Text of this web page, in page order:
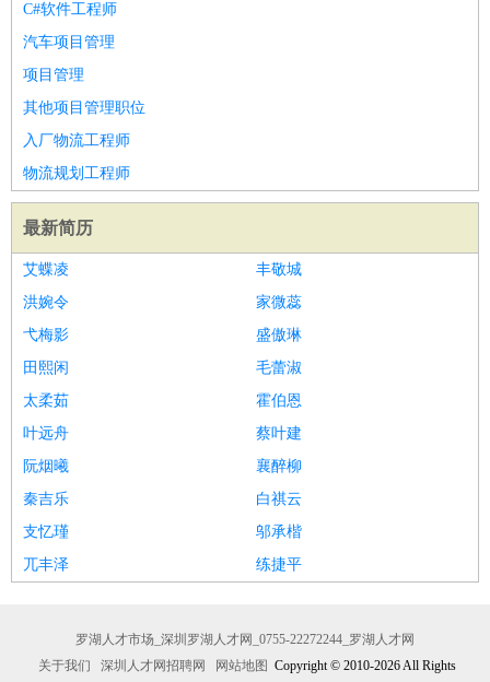
C#软件工程师
汽车项目管理
项目管理
其他项目管理职位
入厂物流工程师
物流规划工程师
最新简历
艾蝶凌
丰敬城
洪婉令
家微蕊
弋梅影
盛傲琳
田熙闲
毛蕾淑
太柔茹
霍伯恩
叶远舟
蔡叶建
阮烟曦
襄醉柳
秦吉乐
白祺云
支忆瑾
邬承楷
兀丰泽
练捷平
罗湖人才市场_深圳罗湖人才网_0755-22272244_罗湖人才网
关于我们
深圳人才网招聘网 网站地图 Copyright © 2010-2026 All Rights